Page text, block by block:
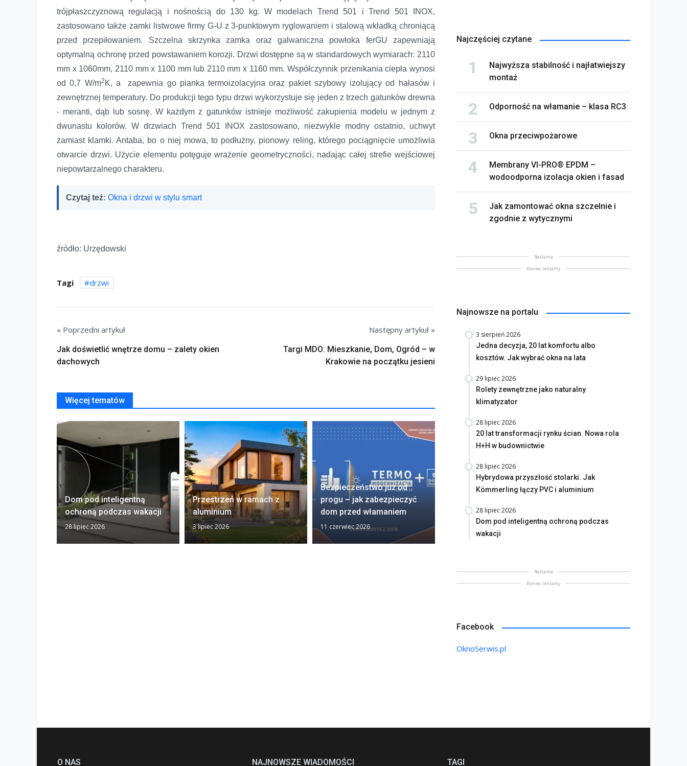
trójpłaszczyznową regulacją i nośnością do 130 kg. W modelach Trend 501 i Trend 501 INOX,
zastosowano także zamki listwowe firmy G-U z 3-punktowym ryglowaniem i stalową wkładką chroniącą
przed przepiłowaniem. Szczelna skrzynka zamka oraz galwaniczna powłoka ferGU zapewniają
optymalną ochronę przed powstawaniem korozji. Drzwi dostępne są w standardowych wymiarach: 2110
mm x 1060mm, 2110 mm x 1100 mm lub 2110 mm x 1160 mm. Współczynnik przenikania ciepła wynosi
od 0,7 W/m2 K, a zapewnia go pianka termoizolacyjna oraz pakiet szybowy izolujący od hałasów i
zewnętrznej temperatury. Do produkcji tego typu drzwi wykorzystuje się jeden z trzech gatunków drewna
- meranti, dąb lub sosnę. W każdym z gatunków istnieje możliwość zakupienia modelu w jednym z
dwunastu kolorów. W drzwiach Trend 501 INOX zastosowano, niezwykle modny ostatnio, uchwyt
zamiast klamki. Antaba, bo o niej mowa, to podłużny, pionowy reling, którego pociągnięcie umożliwia
otwarcie drzwi. Użycie elementu potęguje wrażenie geometryczności, nadając całej strefie wejściowej
niepowtarzalnego charakteru.
Czytaj też: Okna i drzwi w stylu smart
źródło: Urzędowski
Tagi drzwi
« Poprzedni artykuł
Jak doświetlić wnętrze domu – zalety okien
dachowych
Następny artykuł »
Targi MDO: Mieszkanie, Dom, Ogród – w
Krakowie na początku jesieni
Więcej tematów
Dom pod inteligentną
ochroną podczas wakacji
28 lipiec 2026
Przestrzeń w ramach z
aluminium
3 lipiec 2026
Bezpieczeństwo już od
progu – jak zabezpieczyć
dom przed włamaniem
11 czerwiec 2026
ODBOJNIK DRZWIOWY – co
należy wiedzieć w
odbojnika
28 maj 2026
Solidna zapora przed
włamaniem – drzwi
8 maj 2026
Najczęściej czytane
Najwyższa stabilność i najłatwiejszy
montaż
Odporność na włamanie – klasa RC3
Okna przeciwpożarowe
Membrany VI-PRO® EPDM –
wodoodporna izolacja okien i fasad
Jak zamontować okna szczelnie i
zgodnie z wytycznymi
Reklama
Koniec reklamy
Najnowsze na portalu
3 sierpień 2026
Jedna decyzja, 20 lat komfortu albo
kosztów. Jak wybrać okna na lata
29 lipiec 2026
Rolety zewnętrzne jako naturalny
klimatyzator
28 lipiec 2026
20 lat transformacji rynku ścian. Nowa rola
H+H w budownictwie
28 lipiec 2026
Hybrydowa przyszłość stolarki. Jak
Kömmerling łączy PVC i aluminium
28 lipiec 2026
Dom pod inteligentną ochroną podczas
wakacji
Reklama
Koniec reklamy
Facebook
OknoSerwis.pl
O NAS NAJNOWSZE WIADOMOŚCI TAGI